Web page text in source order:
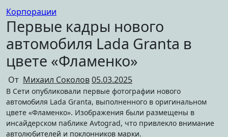
Корпорации
Первые кадры нового
автомобиля Lada Granta в
цвете «Фламенко»
От Михаил Соколов05.03.2025
В Сети опубликовали первые фотографии нового
автомобиля Lada Granta, выполненного в оригинальном
цвете «Фламенко». Изображения были размещены в
инсайдерском паблике Avtograd, что привлекло внимание
автолюбителей и поклонников марки.